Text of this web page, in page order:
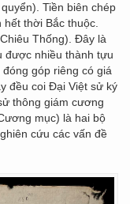
Tiền biên chép
thời Bắc thuộc.
Thống). Đây là
được nhiều thành tựu
góp riêng có giá
đều coi Đại Việt sử ký
thông giám cương
mục) là hai bộ
cứu các vấn đề